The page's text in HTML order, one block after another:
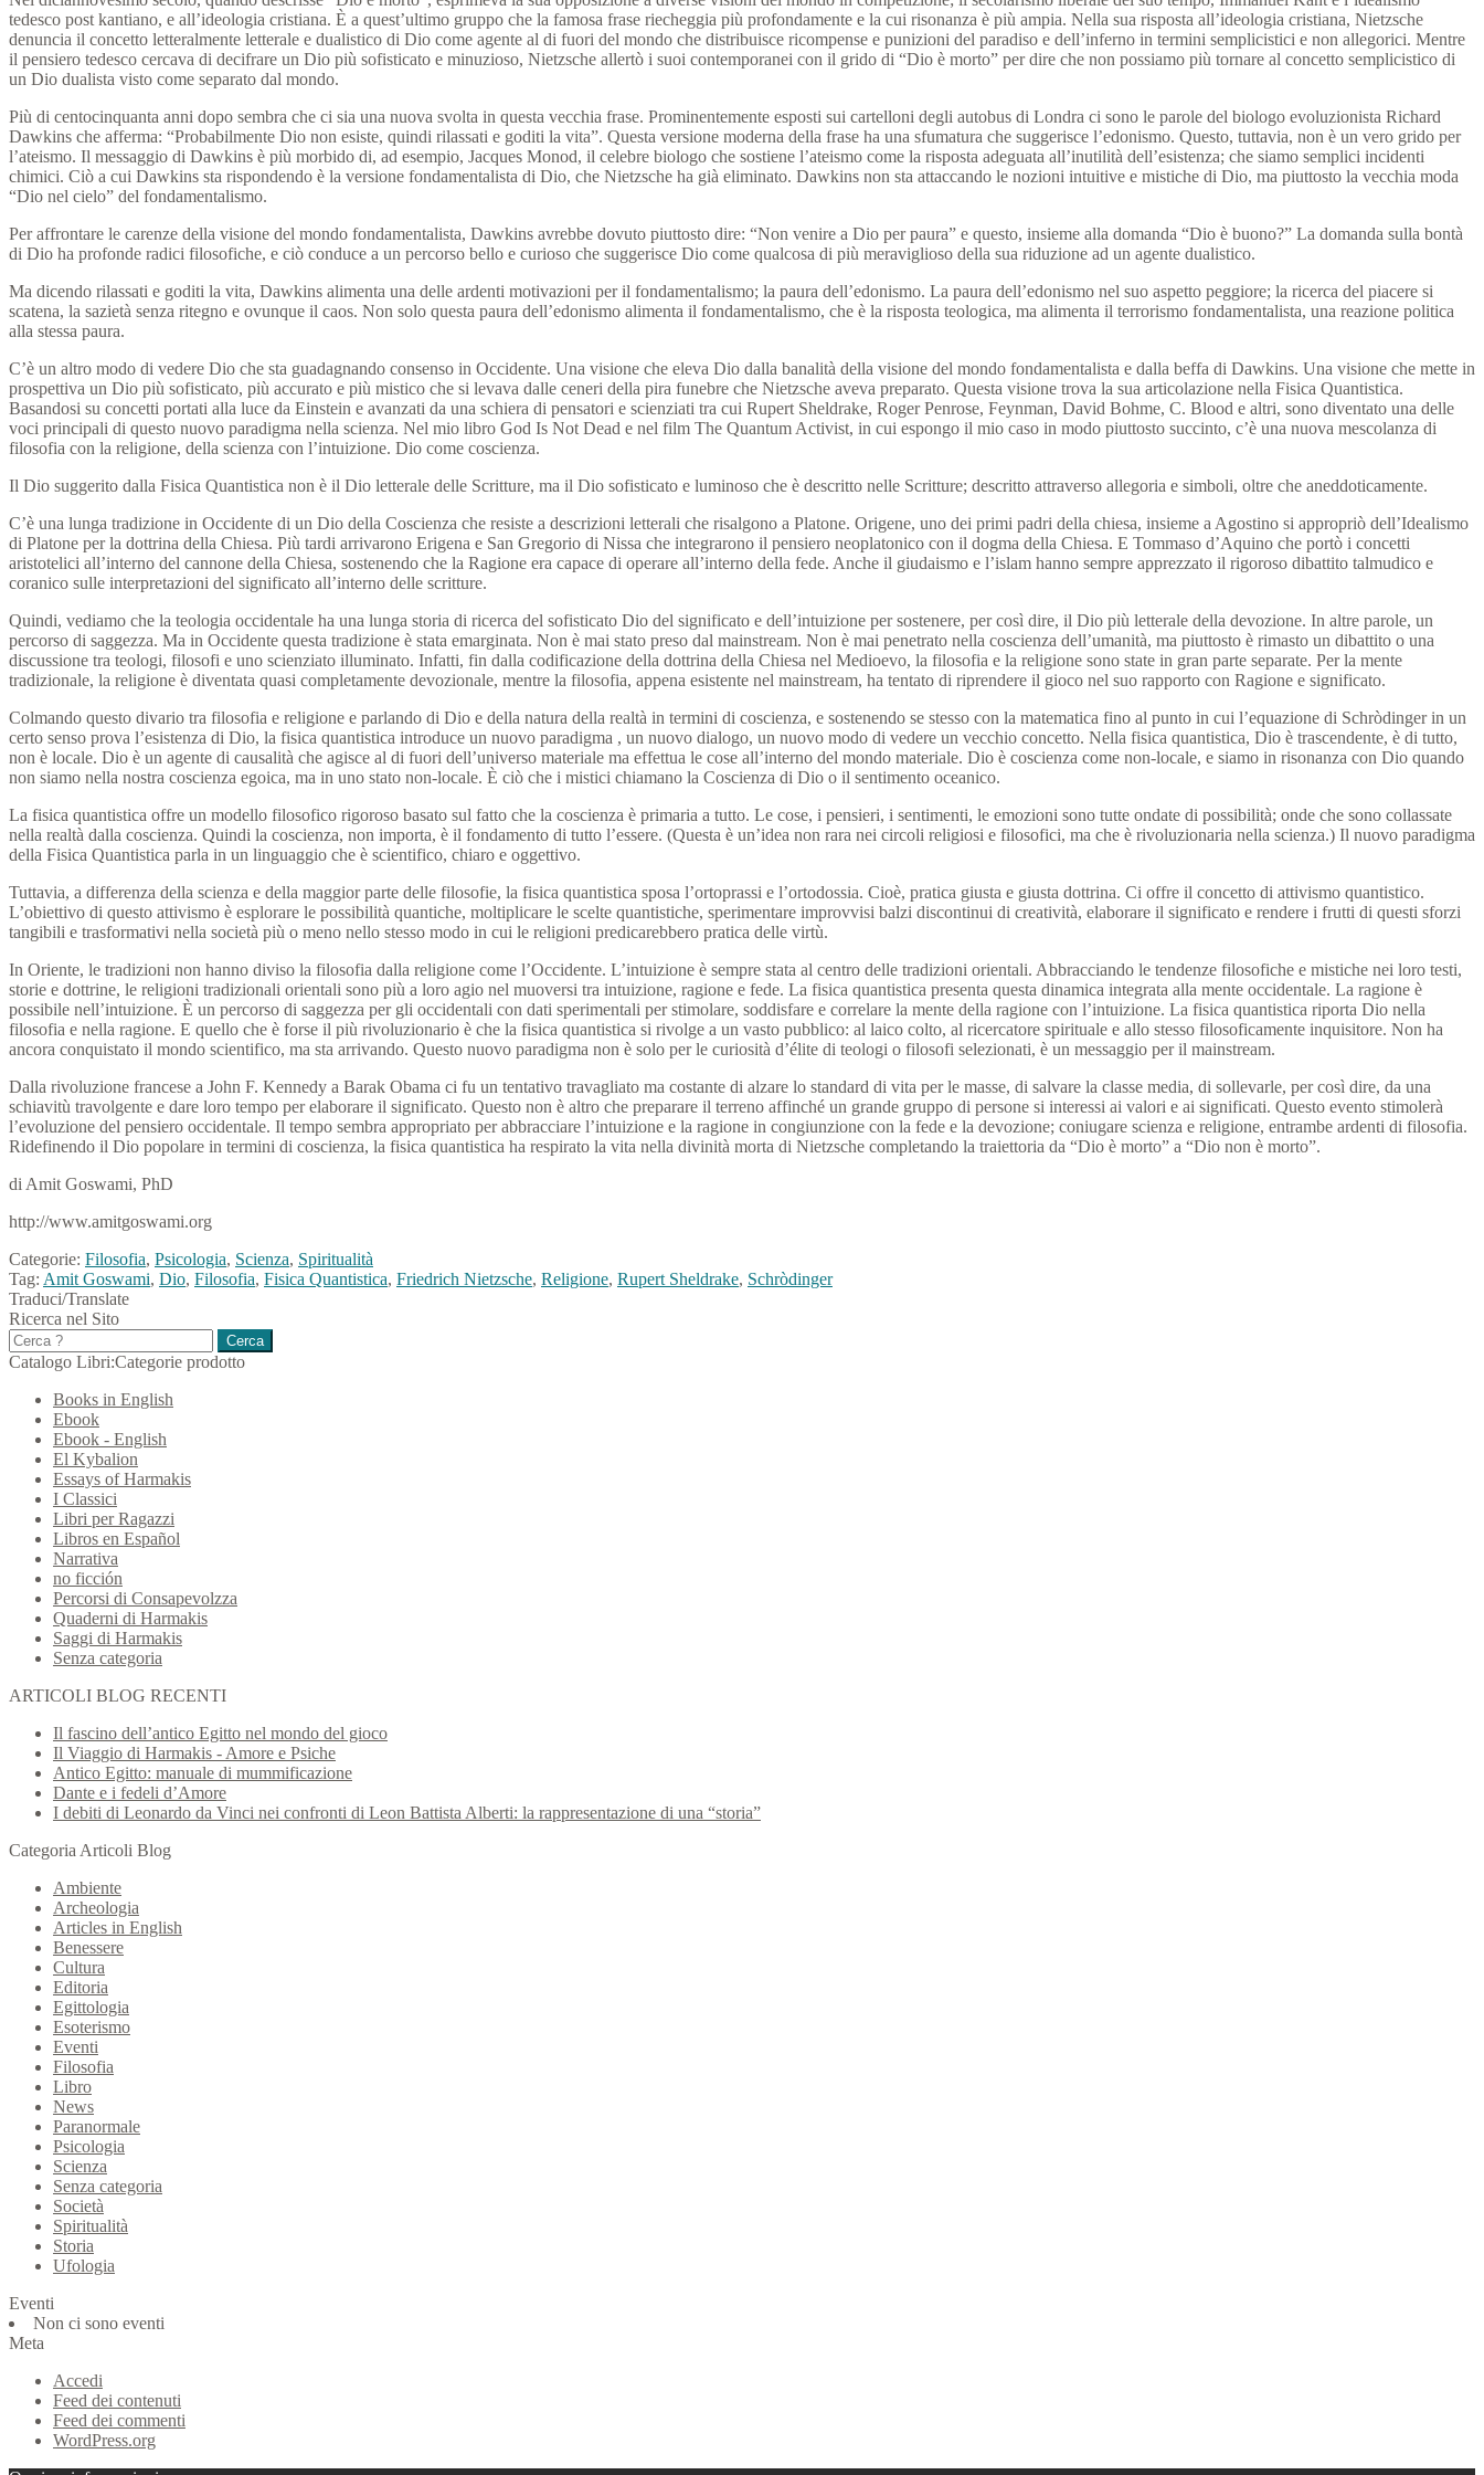
tedesco post kantiano, e all’ideologia cristiana. È a quest’ultimo gruppo che la famosa frase riecheggia più profondamente e la cui risonanza è più ampia. Nella sua risposta all’ideologia cristiana, Nietzsche
denuncia il concetto letteralmente letterale e dualistico di Dio come agente al di fuori del mondo che distribuisce ricompense e punizioni del paradiso e dell’inferno in termini semplicistici e non allegorici. Mentre
il pensiero tedesco cercava di decifrare un Dio più sofisticato e minuzioso, Nietzsche allertò i suoi contemporanei con il grido di “Dio è morto” per dire che non possiamo più tornare al concetto semplicistico di
un Dio dualista visto come separato dal mondo.
Più di centocinquanta anni dopo sembra che ci sia una nuova svolta in questa vecchia frase. Prominentemente esposti sui cartelloni degli autobus di Londra ci sono le parole del biologo evoluzionista Richard
Dawkins che afferma: “Probabilmente Dio non esiste, quindi rilassati e goditi la vita”. Questa versione moderna della frase ha una sfumatura che suggerisce l’edonismo. Questo, tuttavia, non è un vero grido per
l’ateismo. Il messaggio di Dawkins è più morbido di, ad esempio, Jacques Monod, il celebre biologo che sostiene l’ateismo come la risposta adeguata all’inutilità dell’esistenza; che siamo semplici incidenti
chimici. Ciò a cui Dawkins sta rispondendo è la versione fondamentalista di Dio, che Nietzsche ha già eliminato. Dawkins non sta attaccando le nozioni intuitive e mistiche di Dio, ma piuttosto la vecchia moda
“Dio nel cielo” del fondamentalismo.
Per affrontare le carenze della visione del mondo fondamentalista, Dawkins avrebbe dovuto piuttosto dire: “Non venire a Dio per paura” e questo, insieme alla domanda “Dio è buono?” La domanda sulla bontà
di Dio ha profonde radici filosofiche, e ciò conduce a un percorso bello e curioso che suggerisce Dio come qualcosa di più meraviglioso della sua riduzione ad un agente dualistico.
Ma dicendo rilassati e goditi la vita, Dawkins alimenta una delle ardenti motivazioni per il fondamentalismo; la paura dell’edonismo. La paura dell’edonismo nel suo aspetto peggiore; la ricerca del piacere si
scatena, la sazietà senza ritegno e ovunque il caos. Non solo questa paura dell’edonismo alimenta il fondamentalismo, che è la risposta teologica, ma alimenta il terrorismo fondamentalista, una reazione politica
alla stessa paura.
C’è un altro modo di vedere Dio che sta guadagnando consenso in Occidente. Una visione che eleva Dio dalla banalità della visione del mondo fondamentalista e dalla beffa di Dawkins. Una visione che mette in
prospettiva un Dio più sofisticato, più accurato e più mistico che si levava dalle ceneri della pira funebre che Nietzsche aveva preparato. Questa visione trova la sua articolazione nella Fisica Quantistica.
Basandosi su concetti portati alla luce da Einstein e avanzati da una schiera di pensatori e scienziati tra cui Rupert Sheldrake, Roger Penrose, Feynman, David Bohme, C. Blood e altri, sono diventato una delle
voci principali di questo nuovo paradigma nella scienza. Nel mio libro God Is Not Dead e nel film The Quantum Activist, in cui espongo il mio caso in modo piuttosto succinto, c’è una nuova mescolanza di
filosofia con la religione, della scienza con l’intuizione. Dio come coscienza.
Il Dio suggerito dalla Fisica Quantistica non è il Dio letterale delle Scritture, ma il Dio sofisticato e luminoso che è descritto nelle Scritture; descritto attraverso allegoria e simboli, oltre che aneddoticamente.
C’è una lunga tradizione in Occidente di un Dio della Coscienza che resiste a descrizioni letterali che risalgono a Platone. Origene, uno dei primi padri della chiesa, insieme a Agostino si appropriò dell’Idealismo
di Platone per la dottrina della Chiesa. Più tardi arrivarono Erigena e San Gregorio di Nissa che integrarono il pensiero neoplatonico con il dogma della Chiesa. E Tommaso d’Aquino che portò i concetti
aristotelici all’interno del cannone della Chiesa, sostenendo che la Ragione era capace di operare all’interno della fede. Anche il giudaismo e l’islam hanno sempre apprezzato il rigoroso dibattito talmudico e
coranico sulle interpretazioni del significato all’interno delle scritture.
Quindi, vediamo che la teologia occidentale ha una lunga storia di ricerca del sofisticato Dio del significato e dell’intuizione per sostenere, per così dire, il Dio più letterale della devozione. In altre parole, un
percorso di saggezza. Ma in Occidente questa tradizione è stata emarginata. Non è mai stato preso dal mainstream. Non è mai penetrato nella coscienza dell’umanità, ma piuttosto è rimasto un dibattito o una
discussione tra teologi, filosofi e uno scienziato illuminato. Infatti, fin dalla codificazione della dottrina della Chiesa nel Medioevo, la filosofia e la religione sono state in gran parte separate. Per la mente
tradizionale, la religione è diventata quasi completamente devozionale, mentre la filosofia, appena esistente nel mainstream, ha tentato di riprendere il gioco nel suo rapporto con Ragione e significato.
Colmando questo divario tra filosofia e religione e parlando di Dio e della natura della realtà in termini di coscienza, e sostenendo se stesso con la matematica fino al punto in cui l’equazione di Schròdinger in un
certo senso prova l’esistenza di Dio, la fisica quantistica introduce un nuovo paradigma , un nuovo dialogo, un nuovo modo di vedere un vecchio concetto. Nella fisica quantistica, Dio è trascendente, è di tutto,
non è locale. Dio è un agente di causalità che agisce al di fuori dell’universo materiale ma effettua le cose all’interno del mondo materiale. Dio è coscienza come non-locale, e siamo in risonanza con Dio quando
non siamo nella nostra coscienza egoica, ma in uno stato non-locale. È ciò che i mistici chiamano la Coscienza di Dio o il sentimento oceanico.
La fisica quantistica offre un modello filosofico rigoroso basato sul fatto che la coscienza è primaria a tutto. Le cose, i pensieri, i sentimenti, le emozioni sono tutte ondate di possibilità; onde che sono collassate
nella realtà dalla coscienza. Quindi la coscienza, non importa, è il fondamento di tutto l’essere. (Questa è un’idea non rara nei circoli religiosi e filosofici, ma che è rivoluzionaria nella scienza.) Il nuovo paradigma
della Fisica Quantistica parla in un linguaggio che è scientifico, chiaro e oggettivo.
Tuttavia, a differenza della scienza e della maggior parte delle filosofie, la fisica quantistica sposa l’ortoprassi e l’ortodossia. Cioè, pratica giusta e giusta dottrina. Ci offre il concetto di attivismo quantistico.
L’obiettivo di questo attivismo è esplorare le possibilità quantiche, moltiplicare le scelte quantistiche, sperimentare improvvisi balzi discontinui di creatività, elaborare il significato e rendere i frutti di questi sforzi
tangibili e trasformativi nella società più o meno nello stesso modo in cui le religioni predicarebbero pratica delle virtù.
In Oriente, le tradizioni non hanno diviso la filosofia dalla religione come l’Occidente. L’intuizione è sempre stata al centro delle tradizioni orientali. Abbracciando le tendenze filosofiche e mistiche nei loro testi,
storie e dottrine, le religioni tradizionali orientali sono più a loro agio nel muoversi tra intuizione, ragione e fede. La fisica quantistica presenta questa dinamica integrata alla mente occidentale. La ragione è
possibile nell’intuizione. È un percorso di saggezza per gli occidentali con dati sperimentali per stimolare, soddisfare e correlare la mente della ragione con l’intuizione. La fisica quantistica riporta Dio nella
filosofia e nella ragione. E quello che è forse il più rivoluzionario è che la fisica quantistica si rivolge a un vasto pubblico: al laico colto, al ricercatore spirituale e allo stesso filosoficamente inquisitore. Non ha
ancora conquistato il mondo scientifico, ma sta arrivando. Questo nuovo paradigma non è solo per le curiosità d’élite di teologi o filosofi selezionati, è un messaggio per il mainstream.
Dalla rivoluzione francese a John F. Kennedy a Barak Obama ci fu un tentativo travagliato ma costante di alzare lo standard di vita per le masse, di salvare la classe media, di sollevarle, per così dire, da una
schiavitù travolgente e dare loro tempo per elaborare il significato. Questo non è altro che preparare il terreno affinché un grande gruppo di persone si interessi ai valori e ai significati. Questo evento stimolerà
l’evoluzione del pensiero occidentale. Il tempo sembra appropriato per abbracciare l’intuizione e la ragione in congiunzione con la fede e la devozione; coniugare scienza e religione, entrambe ardenti di filosofia.
Ridefinendo il Dio popolare in termini di coscienza, la fisica quantistica ha respirato la vita nella divinità morta di Nietzsche completando la traiettoria da “Dio è morto” a “Dio non è morto”.
di Amit Goswami, PhD
http://www.amitgoswami.org
Categorie: Filosofia, Psicologia, Scienza, Spiritualità
Tag: Amit Goswami, Dio, Filosofia, Fisica Quantistica, Friedrich Nietzsche, Religione, Rupert Sheldrake, Schròdinger
Traduci/Translate
Ricerca nel Sito
Ricerca
per:
Catalogo Libri:Categorie prodotto
Books in English
Ebook
Ebook - English
El Kybalion
Essays of Harmakis
I Classici
Libri per Ragazzi
Libros en Español
Narrativa
no ficción
Percorsi di Consapevolzza
Quaderni di Harmakis
Saggi di Harmakis
Senza categoria
ARTICOLI BLOG RECENTI
Il fascino dell’antico Egitto nel mondo del gioco
Il Viaggio di Harmakis - Amore e Psiche
Antico Egitto: manuale di mummificazione
Dante e i fedeli d’Amore
I debiti di Leonardo da Vinci nei confronti di Leon Battista Alberti: la rappresentazione di una “storia”
Categoria Articoli Blog
Ambiente
Archeologia
Articles in English
Benessere
Cultura
Editoria
Egittologia
Esoterismo
Eventi
Filosofia
Libro
News
Paranormale
Psicologia
Scienza
Senza categoria
Società
Spiritualità
Storia
Ufologia
Eventi
Non ci sono eventi
Meta
Accedi
Feed dei contenuti
Feed dei commenti
WordPress.org